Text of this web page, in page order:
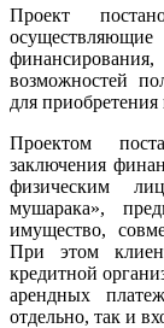
Проект
возможностей
для
Проектом
заключения
физическим
мушарака»,
имущество,
При этом
кредитной
арендных
отдельно, так и